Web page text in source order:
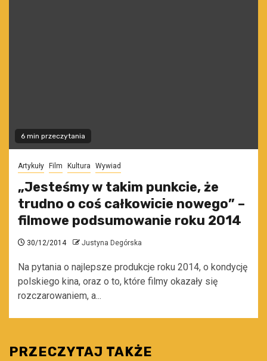
6 min przeczytania
Artykuły Film Kultura Wywiad
„Jesteśmy w takim punkcie, że
trudno o coś całkowicie nowego” –
filmowe podsumowanie roku 2014
30/12/2014 Justyna Degórska
Na pytania o najlepsze produkcje roku 2014, o kondycję
polskiego kina, oraz o to, które filmy okazały się
rozczarowaniem, a...
PRZECZYTAJ TAKŻE